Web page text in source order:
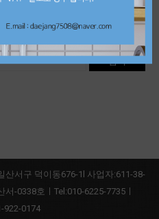
1
서구 덕이동676-1l 사업자:611-38-
-0338호ㅣTel:010-6225-7735ㅣ
922-0174